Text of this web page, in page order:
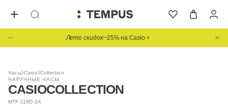
Лето скидок−25% на Casio
Часы Casio Collection
НАРУЧНЫЕ ЧАСЫ
CASIOCOLLECTION
MTF-118D-2A